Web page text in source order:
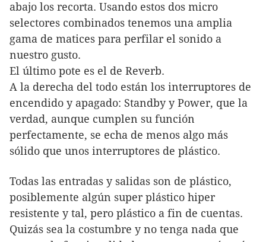
abajo los recorta. Usando estos dos micro
selectores combinados tenemos una amplia
gama de matices para perfilar el sonido a
nuestro gusto.
El último pote es el de Reverb.
A la derecha del todo están los interruptores de
encendido y apagado: Standby y Power, que la
verdad, aunque cumplen su función
perfectamente, se echa de menos algo más
sólido que unos interruptores de plástico.
Todas las entradas y salidas son de plástico,
posiblemente algún super plástico hiper
resistente y tal, pero plástico a fin de cuentas.
Quizás sea la costumbre y no tenga nada que